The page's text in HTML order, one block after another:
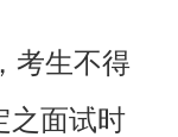
考生不得
之面试时